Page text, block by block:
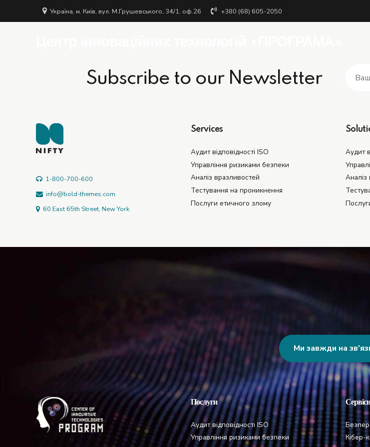
Україна, м. Київ, вул. М.Грушевського, 34/1, оф.26 +380 (68) 605-2050
Головна
Subscribe to our Newsletter
1-800-700-600
info@bold-themes.com
60 East 65th Street, New York
Services
Аудит відповідності ISO
Управління ризиками безпеки
Аналіз вразливостей
Тестування на проникнення
Послуги етичного злому
Аудит
Аналіз
Ми завжди на
Послуги
Аудит відповідності ISO
Управління ризиками безпеки
Сервіси
Кібер-